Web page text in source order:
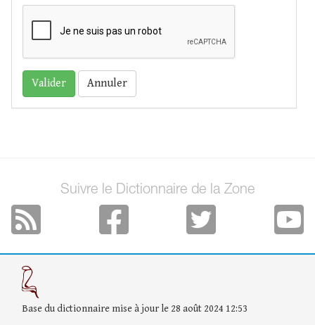
Annuler
Suivre le Dictionnaire de la Zone
Base du dictionnaire mise à jour le 28 août 2024 12:53